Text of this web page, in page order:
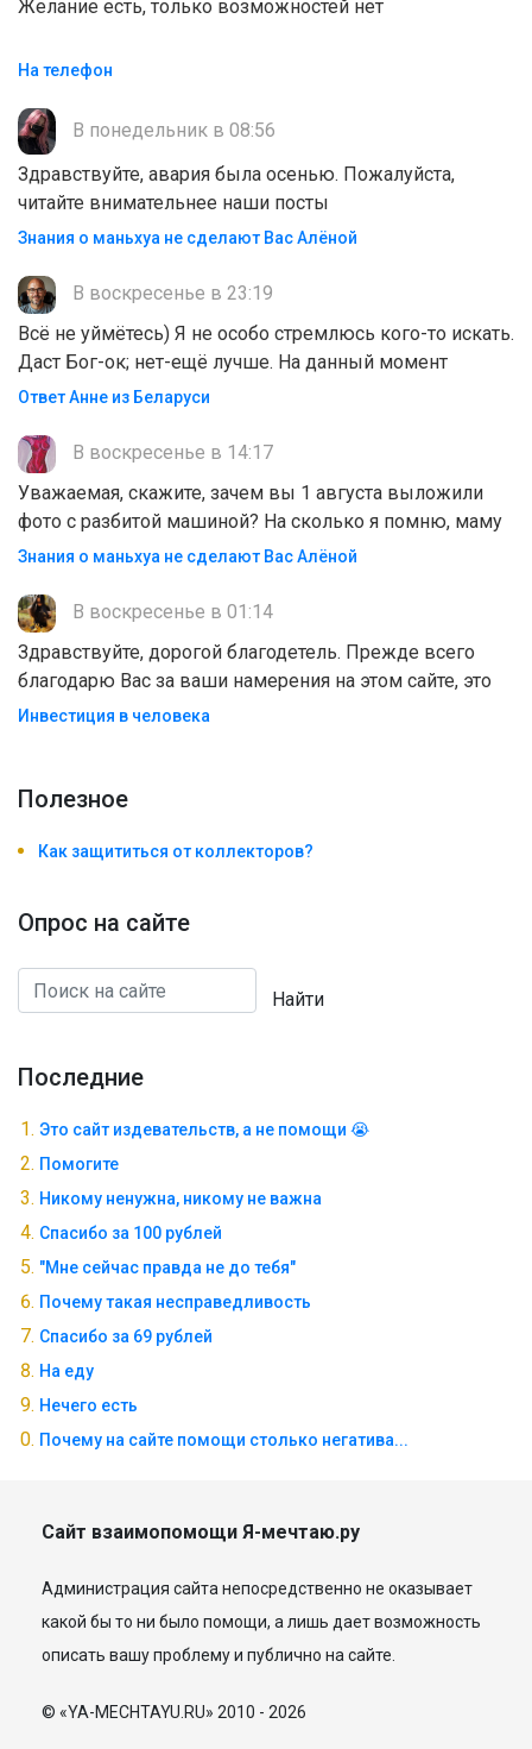
Желание есть, только возможностей нет
На телефон
В понедельник в 08:56
Здравствуйте, авария была осенью. Пожалуйста,
читайте внимательнее наши посты
Знания о маньхуа не сделают Вас Алëной
В воскресенье в 23:19
Всё не уймётесь) Я не особо стремлюсь кого-то искать.
Даст Бог-ок; нет-ещё лучше. На данный момент
Ответ Анне из Беларуси
В воскресенье в 14:17
Уважаемая, скажите, зачем вы 1 августа выложили
фото с разбитой машиной? На сколько я помню, маму
Знания о маньхуа не сделают Вас Алëной
В воскресенье в 01:14
Здравствуйте, дорогой благодетель. Прежде всего
благодарю Вас за ваши намерения на этом сайте, это
Инвестиция в человека
Полезноe
Как защититься от коллекторов?
Опрос на сайте
Найти
Последние
Это сайт издевательств, а не помощи 😭
Помогите
Никому ненужна, никому не важна
Спасибо за 100 рублей
"Мне сейчас правда не до тебя"
Почему такая несправедливость
Спасибо за 69 рублей
На еду
Нечего есть
Почему на сайте помощи столько негатива...
Сайт взаимопомощи Я-мечтаю.ру
Администрация сайта непосредственно не оказывает
какой бы то ни было помощи, а лишь дает возможность
описать вашу проблему и публично на сайте.
© «YA-MECHTAYU.RU» 2010 - 2026